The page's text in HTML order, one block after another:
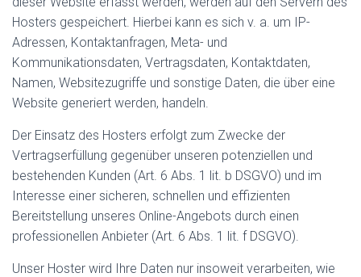
Hosters gespeichert. Hierbei kann es sich v. a. um IP-
Adressen, Kontaktanfragen, Meta- und
Kommunikationsdaten, Vertragsdaten, Kontaktdaten,
Namen, Websitezugriffe und sonstige Daten, die über eine
Website generiert werden, handeln.
Der Einsatz des Hosters erfolgt zum Zwecke der
Vertragserfüllung gegenüber unseren potenziellen und
bestehenden Kunden (Art. 6 Abs. 1 lit. b DSGVO) und im
Interesse einer sicheren, schnellen und effizienten
Bereitstellung unseres Online-Angebots durch einen
professionellen Anbieter (Art. 6 Abs. 1 lit. f DSGVO).
Unser Hoster wird Ihre Daten nur insoweit verarbeiten, wie